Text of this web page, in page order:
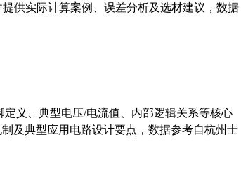
供实际计算案例、误差分析及选材建议，数据
义、典型电压/电流值、内部逻辑关系等核心
及典型应用电路设计要点，数据参考自杭州士